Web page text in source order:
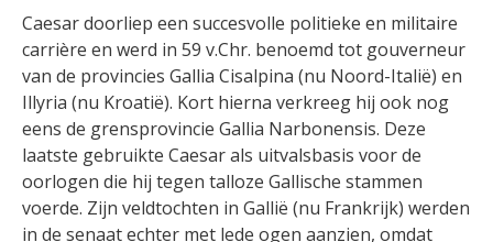
Caesar doorliep een succesvolle politieke en militaire
carrière en werd in 59 v.Chr. benoemd tot gouverneur
van de provincies Gallia Cisalpina (nu Noord-Italië) en
Illyria (nu Kroatië). Kort hierna verkreeg hij ook nog
eens de grensprovincie Gallia Narbonensis. Deze
laatste gebruikte Caesar als uitvalsbasis voor de
oorlogen die hij tegen talloze Gallische stammen
voerde. Zijn veldtochten in Gallië (nu Frankrijk) werden
in de senaat echter met lede ogen aanzien, omdat